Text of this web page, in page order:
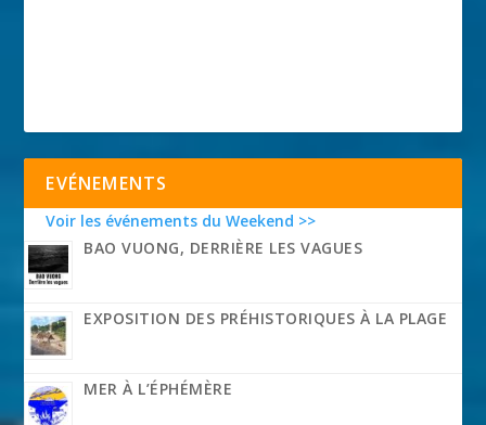
EVÉNEMENTS
Voir les événements du Weekend >>
BAO VUONG, DERRIÈRE LES VAGUES
EXPOSITION DES PRÉHISTORIQUES À LA PLAGE
MER À L’ÉPHÉMÈRE